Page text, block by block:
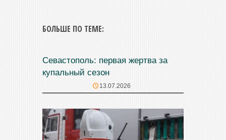
БОЛЬШЕ ПО ТЕМЕ:
Севастополь: первая жертва за
купальный сезон
13.07.2026